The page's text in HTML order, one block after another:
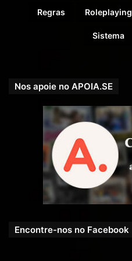
Regras Roleplaying
Sistema
Nos apoie no APOIA.SE
Encontre-nos no Facebook